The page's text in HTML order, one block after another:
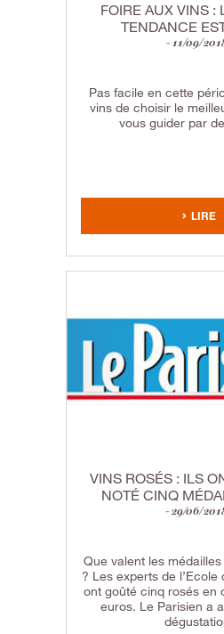
FOIRE AUX VINS :
TENDANCE
11/09/
Pas facile en cette
vins de choisir le
vous guider par
LIRE
VINS ROSÉS : ILS
NOTÉ CINQ
29/06/
Que valent les
? Les experts de l’Ecole
ont goûté cinq rosés en
euros. Le Parisien a